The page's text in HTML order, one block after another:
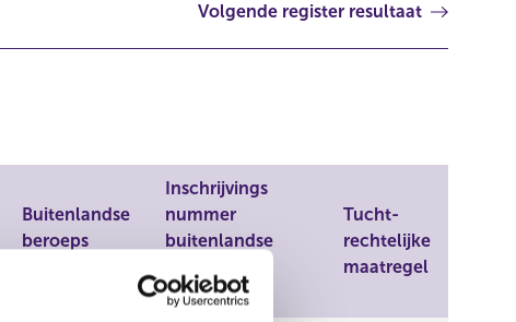
Volgende register resultaat
Buitenlandse
beroeps
Inschrijvings
nummer
buitenlandse
organisatie
Tucht-
rechtelijke
maatregel